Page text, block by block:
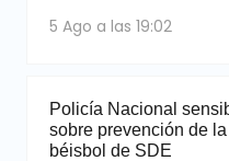
5 Ago a las 19:02
Policía Nacional
sobre prevención de
béisbol de SDE